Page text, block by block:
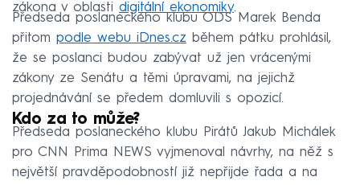
zákona v oblasti digitální ekonomiky.
Předseda poslaneckého klubu ODS Marek Benda
přitom podle webu iDnes.cz během pátku prohlásil,
že se poslanci budou zabývat už jen vrácenými
zákony ze Senátu a těmi úpravami, na jejichž
projednávání se předem domluvili s opozicí.
Kdo za to může?
Předseda poslaneckého klubu Pirátů Jakub Michálek
pro CNN Prima NEWS vyjmenoval návrhy, na něž s
největší pravděpodobností již nepřijde řada a na